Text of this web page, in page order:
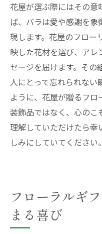
花屋が選ぶ際にはその意
ば、バラは愛や感謝を
現します。花屋のフロー
映した花材を選び、アレ
セージを届けます。その
人にとって忘れられない
ように、花屋が贈るフ
装飾品ではなく、心のこ
理解していただけたら幸
しみにしていてください。
フローラルギ
まる喜び